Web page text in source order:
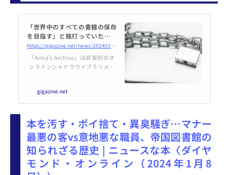
「世界中のすべての書籍の保存
を目指す」と銘打っていた海賊
版検索エンジン「Anna’s Archi
ve」が出版社の苦情を受けてブ
ロックされる
https://gigazine.net/news/20240109-annas-archive-blocked/
「Anna's Archive」は非営利のオ
ンラインシャドウライブラリメタ
y」が運営者の逮捕・起訴など一
連の法的措置を受けたことに対抗
veは著作権で保護されたコンテン
ツを直接扱わないようにして法的
リスクを回避していましたが、イ
タリアの出版社協会が2023年12月
に訴状を提出し、結果としてAnn
a's Archiveへのアクセスを即時遮
gigazine.net
本を汚す・ポイ捨て・異臭騒ぎ…マナー
最悪の客vs意地悪な職員、帝国図書館の
知られざる歴史 | ニュースな本〈ダイヤ
モンド・オンライン（2024年1月8